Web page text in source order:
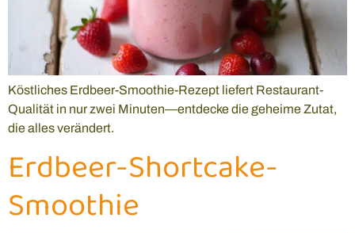
Köstliches Erdbeer-Smoothie-Rezept liefert Restaurant-
Qualität in nur zwei Minuten—entdecke die geheime Zutat,
die alles verändert.
Erdbeer-Shortcake-
Smoothie